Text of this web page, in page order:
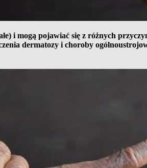
i mogą pojawiać się z różnych
dermatozy i choroby